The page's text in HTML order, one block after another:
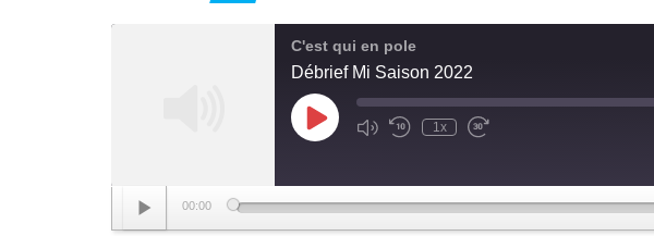
C'est qui en pole
Débrief Mi Saison 2022
Play
EpisodeMute/Unmute
Rewind
1x
Fast
seconds
Lecteur
audio
00:00